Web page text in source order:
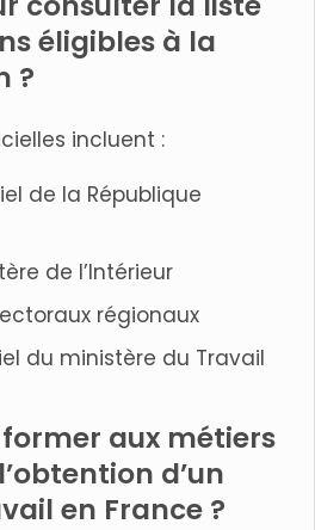
éligibles à la
?
incluent :
de la République
de l’Intérieur
régionaux
du ministère du Travail
aux métiers
d’un
en France ?